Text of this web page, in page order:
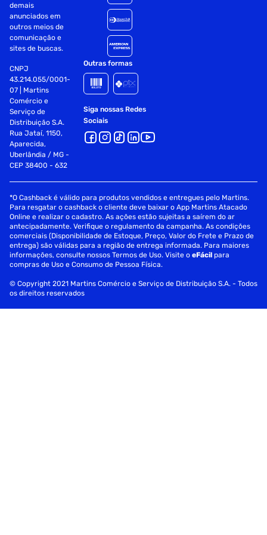
2x baia externa : 2.5
slots de expansao : 4
quantidade de coolers traseiros : 1
quantidade de coolers superiores : 3
quantidade de coolers inferiores : 0
quantidade de coolers laterais : 0
quantidade de coolers frontais : 3
tamanho do cooler superior : 120 mm
tamanho do cooler frontal : 120 mm
hd audio : sim
filtro de poeira : sim
demais
anunciados em
outros meios de
comunicação e
sites de buscas.
CNPJ
43.214.055/0001-
07 | Martins
Comércio e
Serviço de
Distribuição S.A.
Rua Jataí, 1150,
Aparecida,
Uberlândia / MG -
CEP 38400 - 632
Outras formas
Siga nossas Redes
Sociais
*O Cashback é válido para produtos vendidos e entregues pelo Martins.
Para resgatar o cashback o cliente deve baixar o App Martins Atacado
Online e realizar o cadastro. As ações estão sujeitas a saírem do ar
antecipadamente. Verifique o regulamento da campanha. As condições
comerciais (Disponibilidade de Estoque, Preço, Valor do Frete e Prazo de
entrega) são válidas para a região de entrega informada. Para maiores
informações, consulte nossos Termos de Uso. Visite oeFácil para
compras de Uso e Consumo de Pessoa Física.
© Copyright 2021 Martins Comércio e Serviço de Distribuição S.A. - Todos
os direitos reservados